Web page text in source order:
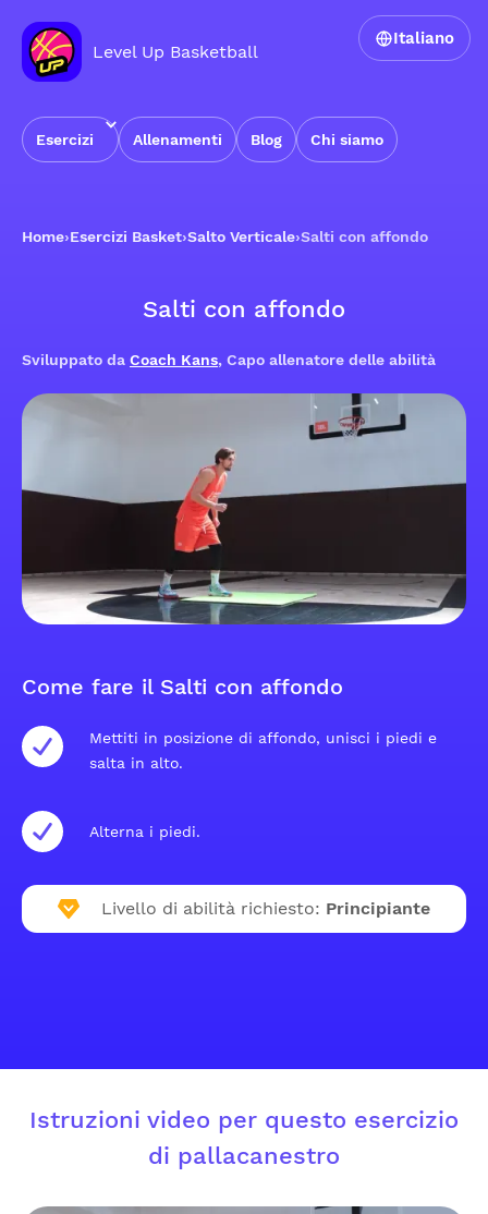
Level Up Basketball
Esercizi Allenamenti Blog Chi siamo
Italiano
Home›Esercizi Basket›Salto Verticale›Salti con affondo
Salti con affondo
Sviluppato da Coach Kans, Capo allenatore delle abilità
Come fare il Salti con affondo
Mettiti in posizione di affondo, unisci i piedi e
salta in alto.
Alterna i piedi.
Livello di abilità richiesto: Principiante
Istruzioni video per questo esercizio
di pallacanestro